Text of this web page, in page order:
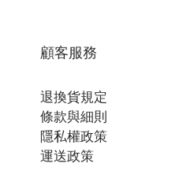
顧客服務
退換貨規定
條款與細則
隱私權政策
運送政策